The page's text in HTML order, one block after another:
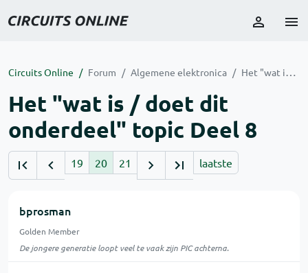
Circuits Online Forum Algemene elektronica Het "wat is / doet dit onderdeel" topic Deel 8
Het "wat is / doet dit
onderdeel" topic Deel 8
19 20 21 laatste
bprosman
Golden Member
De jongere generatie loopt veel te vaak zijn PIC achterna.